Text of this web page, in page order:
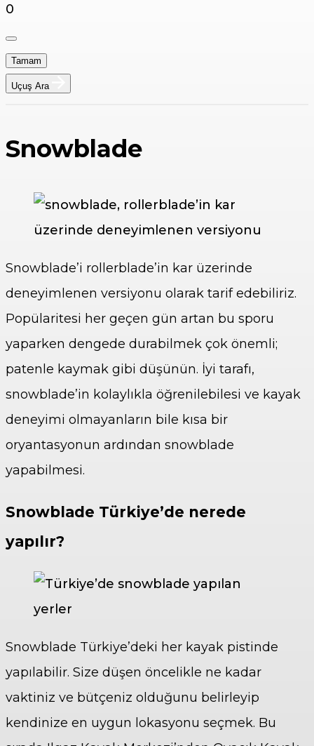
0
Tamam
Uçuş Ara
Snowblade
Snowblade’i rollerblade’in kar üzerinde
deneyimlenen versiyonu olarak tarif edebiliriz.
Popülaritesi her geçen gün artan bu sporu
yaparken dengede durabilmek çok önemli;
patenle kaymak gibi düşünün. İyi tarafı,
snowblade’in kolaylıkla öğrenilebilesi ve kayak
deneyimi olmayanların bile kısa bir
oryantasyonun ardından snowblade
yapabilmesi.
Snowblade Türkiye’de nerede
yapılır?
Snowblade Türkiye’deki her kayak pistinde
yapılabilir. Size düşen öncelikle ne kadar
vaktiniz ve bütçeniz olduğunu belirleyip
kendinize en uygun lokasyonu seçmek. Bu